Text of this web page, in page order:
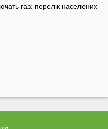
газ: перелік населених
аномалія
без пенсій через